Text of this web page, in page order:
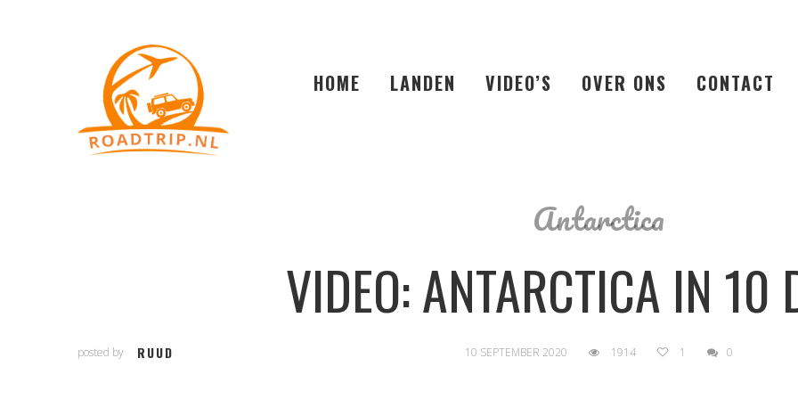
HOME LANDEN VIDEO’S OVER ONS CONTACT
Antarctica
VIDEO: ANTARCTICA IN 10
posted by RUUD 10 SEPTEMBER 2020 1914 1 0